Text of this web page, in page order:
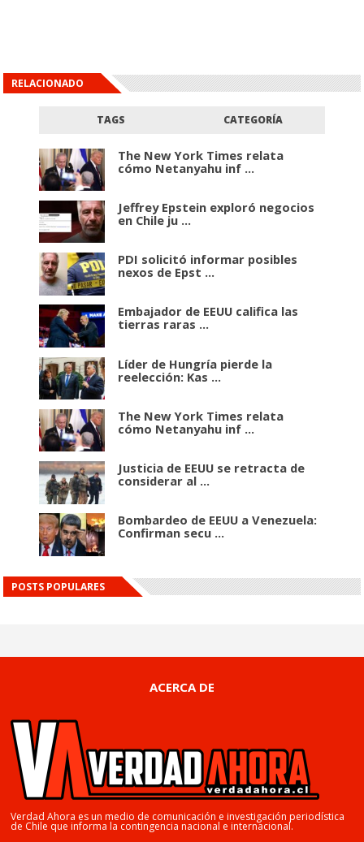
RELACIONADO
TAGS CATEGORÍA
The New York Times relata
cómo Netanyahu inf ...
Jeffrey Epstein exploró negocios
en Chile ju ...
PDI solicitó informar posibles
nexos de Epst ...
Embajador de EEUU califica las
tierras raras ...
Líder de Hungría pierde la
reelección: Kas ...
The New York Times relata
cómo Netanyahu inf ...
Justicia de EEUU se retracta de
considerar al ...
Bombardeo de EEUU a Venezuela:
Confirman secu ...
POSTS POPULARES
ACERCA DE
Verdad Ahora es un medio de comunicación e investigación periodística
de Chile que informa la contingencia nacional e internacional.